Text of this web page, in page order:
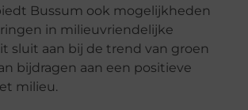
Bussum ook mogelijkheden
in milieuvriendelijke
sluit aan bij de trend van groen
bijdragen aan een positieve
milieu.